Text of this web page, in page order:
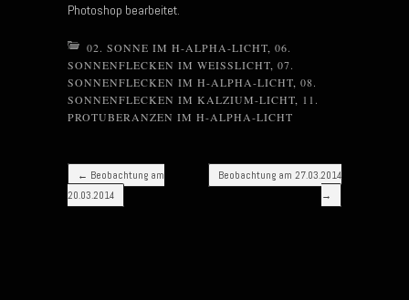
Photoshop bearbeitet.
02. SONNE IM H-ALPHA-LICHT 06.
SONNENFLECKEN IM WEISSLICHT 07.
SONNENFLECKEN IM H-ALPHA-LICHT 08.
SONNENFLECKEN IM KALZIUM-LICHT
11.
PROTUBERANZEN IM H-ALPHA-LICHT
Post navigation
← Beobachtung am
20.03.2014
Beobachtung am 27.03.2014
→